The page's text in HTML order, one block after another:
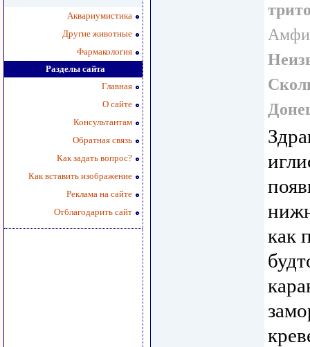
Аквариумистика
Другие животные
Фармакология
Разделы сайта
Главная
О сайте
Консультантам
Обратная связь
Как задать вопрос?
Как вставить изображение
Реклама на сайте
Отблагодарить сайт
как